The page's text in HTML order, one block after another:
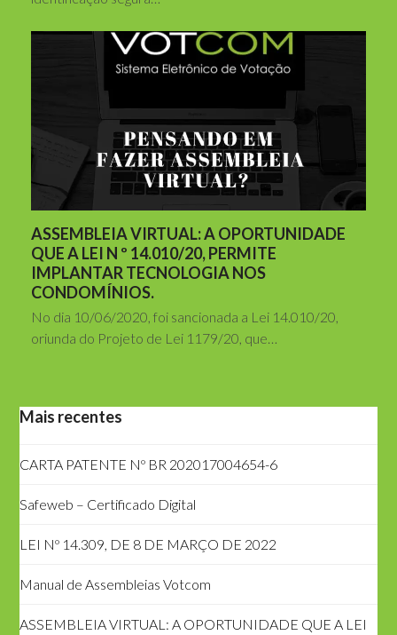
ASSEMBLEIA VIRTUAL: A OPORTUNIDADE
QUE A LEI N º 14.010/20, PERMITE
IMPLANTAR TECNOLOGIA NOS
CONDOMÍNIOS.
No dia 10/06/2020, foi sancionada a Lei 14.010/20,
oriunda do Projeto de Lei 1179/20, que…
Mais recentes
CARTA PATENTE Nº BR 202017004654-6
Safeweb – Certificado Digital
LEI Nº 14.309, DE 8 DE MARÇO DE 2022
Manual de Assembleias Votcom
ASSEMBLEIA VIRTUAL: A OPORTUNIDADE QUE A LEI